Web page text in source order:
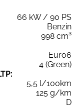
66 kW / 90 PS
Benzin
998 cm³
Euro6
4 (Green)
5,5 l/100km
125 g/km
D